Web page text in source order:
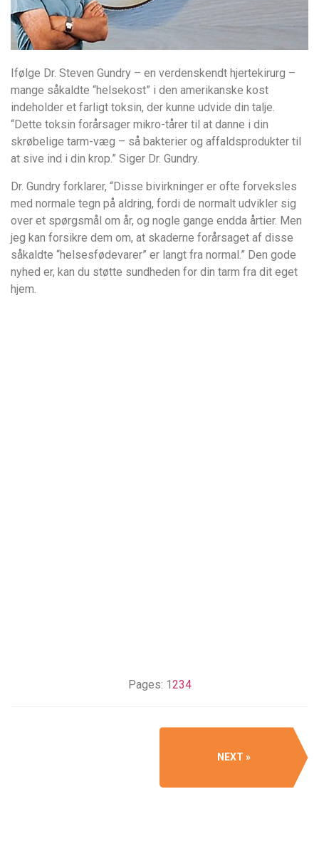
Ifølge Dr. Steven Gundry – en verdenskendt hjertekirurg –
mange såkaldte “helsekost” i den amerikanske kost
indeholder et farligt toksin, der kunne udvide din talje.
“Dette toksin forårsager mikro-tårer til at danne i din
skrøbelige tarm-væg – så bakterier og affaldsprodukter til
at sive ind i din krop.” Siger Dr. Gundry.
Dr. Gundry forklarer, “Disse bivirkninger er ofte forveksles
med normale tegn på aldring, fordi de normalt udvikler sig
over et spørgsmål om år, og nogle gange endda årtier. Men
jeg kan forsikre dem om, at skaderne forårsaget af disse
såkaldte “helsesfødevarer” er langt fra normal.” Den gode
nyhed er, kan du støtte sundheden for din tarm fra dit eget
hjem.
Pages: 1 234
NEXT